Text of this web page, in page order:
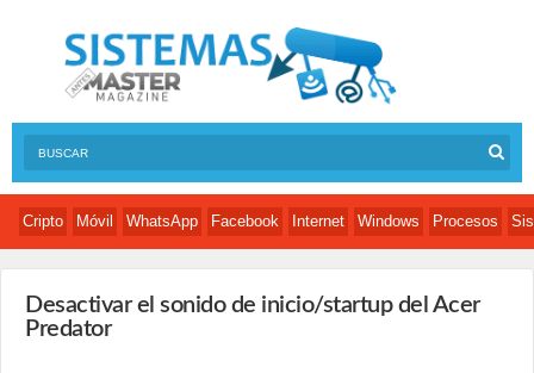
Cripto Móvil WhatsApp Facebook Internet Windows Procesos
Desactivar el sonido de inicio/startup del Acer
Predator